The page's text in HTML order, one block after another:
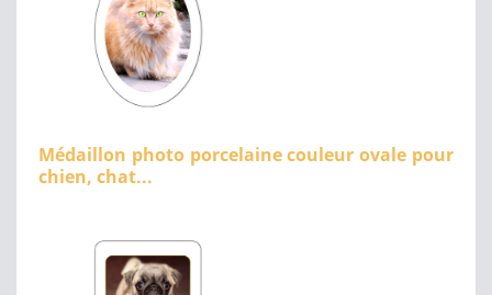
Médaillon photo porcelaine couleur ovale pour
chien, chat...